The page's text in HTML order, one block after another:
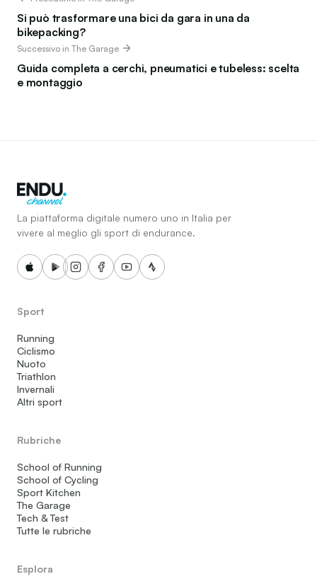
Si può trasformare una bici da gara in una da
bikepacking?
Successivo in The Garage
Guida completa a cerchi, pneumatici e tubeless: scelta
e montaggio
La piattaforma digitale numero uno in Italia per
vivere al meglio gli sport di endurance.
Sport
Running
Ciclismo
Nuoto
Triathlon
Invernali
Altri sport
Rubriche
School of Running
School of Cycling
Sport Kitchen
The Garage
Tech & Test
Tutte le rubriche
Esplora